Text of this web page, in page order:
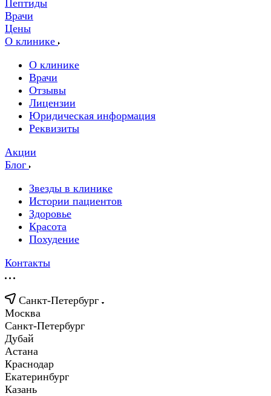
Пептиды
Врачи
Цены
О клинике
О клинике
Врачи
Отзывы
Лицензии
Юридическая информация
Реквизиты
Акции
Блог
Звезды в клинике
Истории пациентов
Здоровье
Красота
Похудение
Контакты
Санкт-Петербург
Москва
Санкт-Петербург
Дубай
Астана
Краснодар
Екатеринбург
Казань